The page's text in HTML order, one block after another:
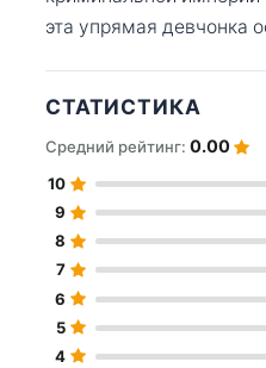
эта упрямая девчонка
СТАТИСТИКА
Средний рейтинг: 0.00
10
9
8
7
6
5
4